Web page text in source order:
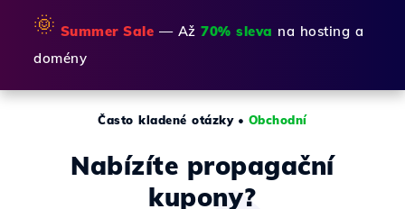
🌞 Summer Sale — Až 70% sleva na hosting a
domény
Často kladené otázky• Obchodní
Nabízíte propagační
kupony?